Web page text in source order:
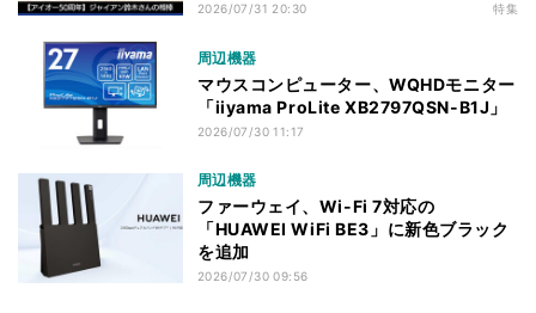
2026/07/31 20:30 特集
周辺機器
マウスコンピューター、WQHDモニター
「iiyama ProLite XB2797QSN-B1J」
2026/07/30 11:17
周辺機器
ファーウェイ、Wi-Fi 7対応の
「HUAWEI WiFi BE3」に新色ブラック
を追加
2026/07/30 09:56